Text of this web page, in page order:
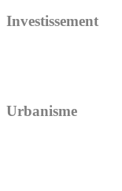
Investissement
Urbanisme